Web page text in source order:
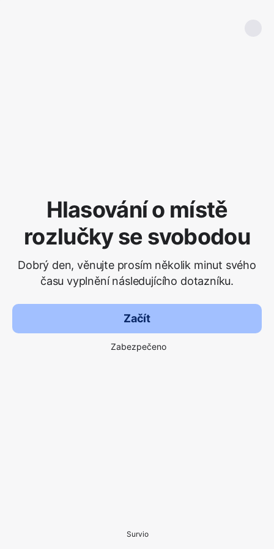
Hlasování o místě
rozlučky se svobodou
Dobrý den, věnujte prosím několik minut svého
času vyplnění následujícího dotazníku.
Začít
Zabezpečeno
Survio